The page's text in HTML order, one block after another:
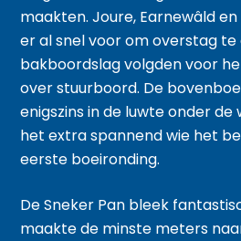
maakten. Joure, Earnewâld
er al snel voor om overstag te
bakboordslag volgden voor
over stuurboord. De
enigszins in de luwte onder de
het extra spannend wie het
eerste boeironding.
De Sneker Pan bleek
maakte de minste meters